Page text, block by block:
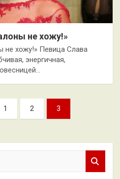
не хожу!»
не хожу!» Певица Слава
энергичная,
1 2 3